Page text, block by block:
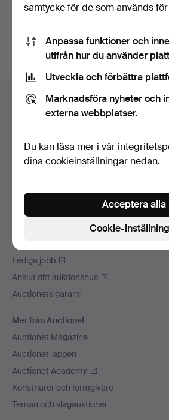
Sidfotsnavigation
Hjälp och kontakt
Kontakta support
Betalningsalternativ
Vi skickar med
Auctionet
Press
Lediga jobb
Anslut ditt auktionshus
Auctionets garanti
Mer från Auctionet
Auctionet Magazine
Auctionet-appen
Auctionet Academy
Konstnärer och formgivare
Teman och slagauktioner
samtycke för de som används
Anpassa funktioner och
utifrån hur du använder
Utveckla och förbättra
Marknadsföra nyheter och
externa webbplatser.
Du kan läsa mer i vår
dina cookieinställningar nedan.
Cookie-
Acceptera alla